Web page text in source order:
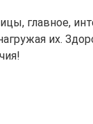
главное,
их.